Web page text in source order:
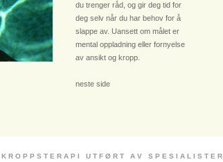
du trenger råd, og gir deg tid for
deg selv når du har behov for å
slappe av. Uansett om målet er
mental oppladning eller fornyelse
av ansikt og kropp.
neste side
R O P P S T E R A P I U T F Ø R T A V S P E S I A L I S T E R